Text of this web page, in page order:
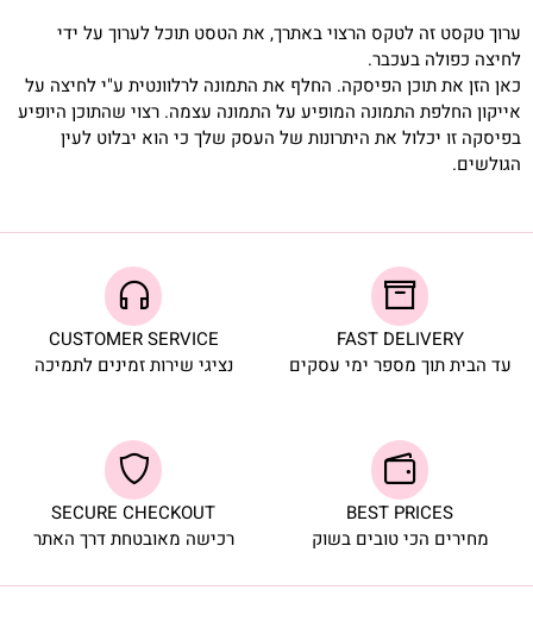
ערוך טקסט זה לטקס הרצוי באתרך, את הטסט תוכל לערוך על ידי
לחיצה כפולה בעכבר.
כאן הזן את תוכן הפיסקה. החלף את התמונה לרלוונטית ע"י לחיצה על
אייקון החלפת התמונה המופיע על התמונה עצמה. רצוי שהתוכן היופיע
בפיסקה זו יכלול את היתרונות של העסק שלך כי הוא יבלוט לעין
הגולשים.
FAST DELIVERY
עד הבית תוך מספר ימי עסקים
CUSTOMER SERVICE
נציגי שירות זמינים לתמיכה
BEST PRICES
מחירים הכי טובים בשוק
SECURE CHECKOUT
רכישה מאובטחת דרך האתר